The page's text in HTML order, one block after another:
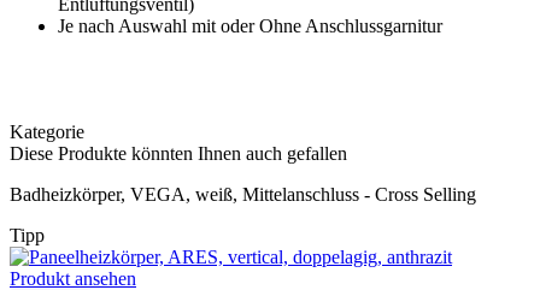
Je nach Auswahl mit oder Ohne Anschlussgarnitur
Kategorie
Diese Produkte könnten Ihnen auch gefallen
Badheizkörper, VEGA, weiß, Mittelanschluss - Cross Selling
Tipp
Produkt ansehen